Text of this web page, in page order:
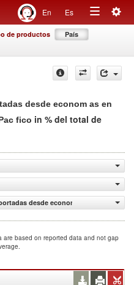
En Es
Toggle
de productos País
desde econom as en
fico in % del total de
desde econom as en
are based on reported data and not gap